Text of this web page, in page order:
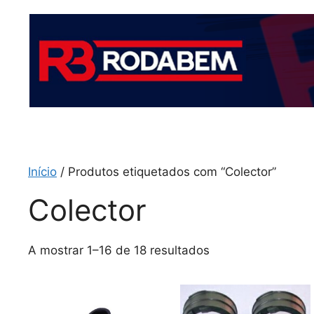
Início / Produtos etiquetados com “Colector”
Colector
A mostrar 1–16 de 18 resultados